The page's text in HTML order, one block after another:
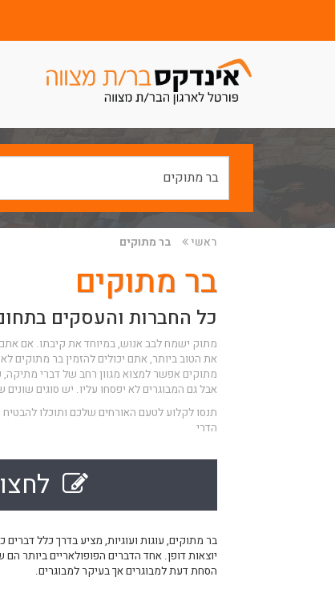
ראשי בר מתוקים
בר מתוקים
כל החברות והעסקים
מתוק ישמח לבב אנוש, במיוחד את קיבתו. אם אתם
את הטוב ביותר, אתם יכולים להזמין בר מתוקים
מתוקים אפשר למצוא מגוון רחב של דברי מתיקה,
אבל גם המבוגרים לא יפסחו עליו. יש סוגים
תנסו לקלוע לטעם האורחים שלכם ותוכלו
הדרי
בר מתוקים, עוגות ועוגיות, מציע בדרך כלל דברים
יוצאות דופן. אחד הדברים הפופולאריים ביותר
הסחת דעת למבוגרים אך בעיקר למבוגרים.